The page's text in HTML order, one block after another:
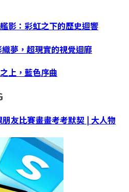
影：彩虹之下的歷史迴響
織夢，超現實的視覺迴廊
上，藍色序曲
友比賽畫畫考考默契 | 大人物